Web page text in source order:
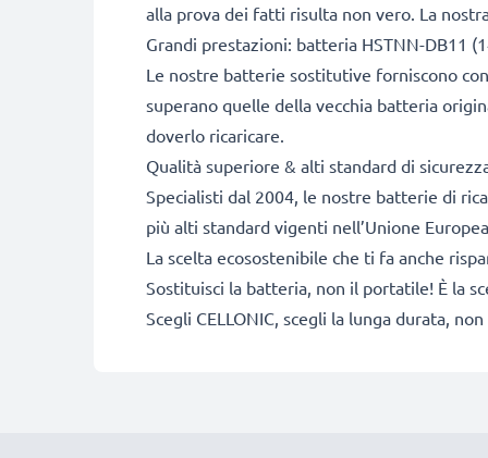
alla prova dei fatti risulta non vero. La
Grandi prestazioni: batteria HSTNN-DB11
Le nostre batterie sostitutive forniscono
superano quelle della vecchia batteria
doverlo ricaricare.
Qualità superiore & alti standard di
Specialisti dal 2004, le nostre batterie di
più alti standard vigenti nell’Unione
La scelta ecosostenibile che ti fa anche
Sostituisci la batteria, non il portatile! È la
Scegli CELLONIC, scegli la lunga durata,